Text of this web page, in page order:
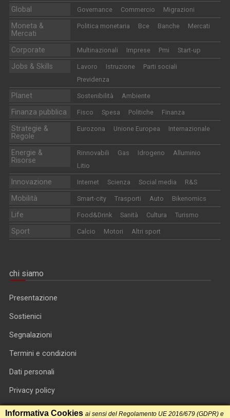
Global Governance Commercio Migrazioni
Moneta &
Mercati
Politica monetaria Bce Banche Mercati
Corporate Multinazionali Imprese Pmi Start-up
Jobs & Skills Lavoro Istruzione
Parti sociali
Previdenza
Planet Sostenibilità Ambiente
Finanza pubblica Fisco Spesa Politiche Finanza
Strategie &
Regole
Eurozona Unione Europea Internazionale
Energie &
Risorse
Rinnovabili Gas Idrogeno
Alluminio
Litio
Innovazione Internet Scienza Social media R&S
Mobilità Smart-city Trasporti Auto Bikenomics
Life Food&Drink Sanità Cultura Turismo
Sport Calcio Motori Altri sport
chi siamo
Presentazione
Sostienici
Segnalazioni
Termini e condizioni
Dati personali
Privacy policy
Informativa cookie
Informativa Cookies ai sensi del Regolamento UE 2016/679 (GDPR) e